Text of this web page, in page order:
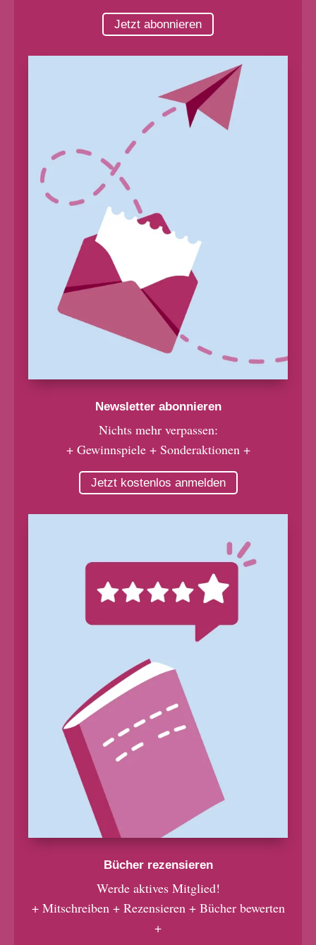
Jetzt abonnieren
Newsletter abonnieren
Nichts mehr verpassen:
+ Gewinnspiele + Sonderaktionen +
Jetzt kostenlos anmelden
Bücher rezensieren
Werde aktives Mitglied!
+ Mitschreiben + Rezensieren + Bücher bewerten
+